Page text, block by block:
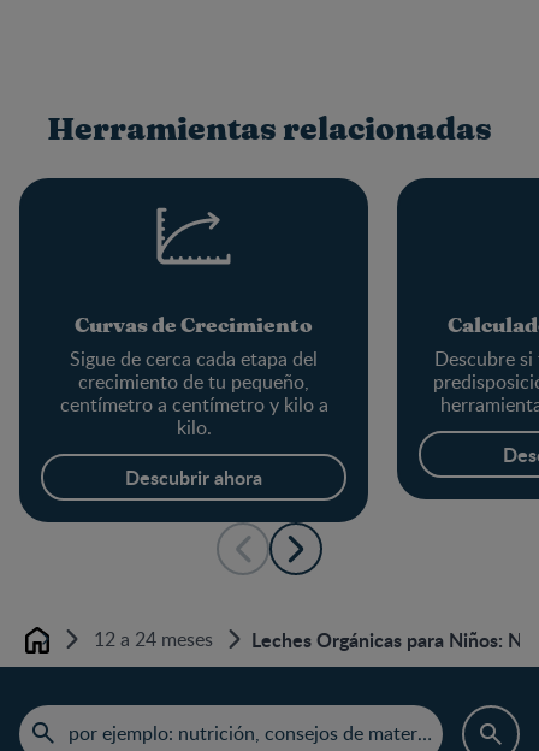
Herramientas relacionadas
Curvas de Crecimiento
Sigue de cerca cada etapa del
crecimiento de tu pequeño,
centímetro a centímetro y kilo a
kilo.
Descubrir ahora
Descubre
Home 12 a 24 meses Leches Orgánicas para Niños: